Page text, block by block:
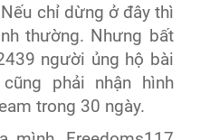
chỉ dừng ở đây thì
thường. Nhưng bất
người ủng hộ bài
phải nhận hình
trong 30 ngày.